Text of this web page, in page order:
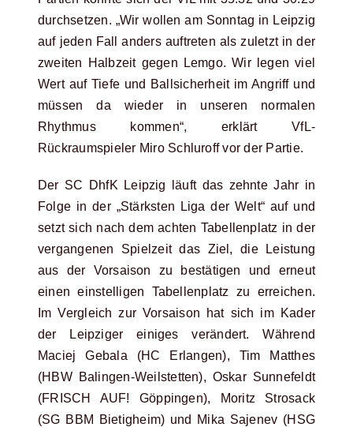
durchsetzen. „Wir wollen am Sonntag in Leipzig
auf jeden Fall anders auftreten als zuletzt in der
zweiten Halbzeit gegen Lemgo. Wir legen viel
Wert auf Tiefe und Ballsicherheit im Angriff und
müssen da wieder in unseren normalen
Rhythmus kommen“, erklärt VfL-
Rückraumspieler Miro Schluroff vor der Partie.
Der SC DhfK Leipzig läuft das zehnte Jahr in
Folge in der „Stärksten Liga der Welt“ auf und
setzt sich nach dem achten Tabellenplatz in der
vergangenen Spielzeit das Ziel, die Leistung
aus der Vorsaison zu bestätigen und erneut
einen einstelligen Tabellenplatz zu erreichen.
Im Vergleich zur Vorsaison hat sich im Kader
der Leipziger einiges verändert. Während
Maciej Gebala (HC Erlangen), Tim Matthes
(HBW Balingen-Weilstetten), Oskar Sunnefeldt
(FRISCH AUF! Göppingen), Moritz Strosack
(SG BBM Bietigheim) und Mika Sajenev (HSG